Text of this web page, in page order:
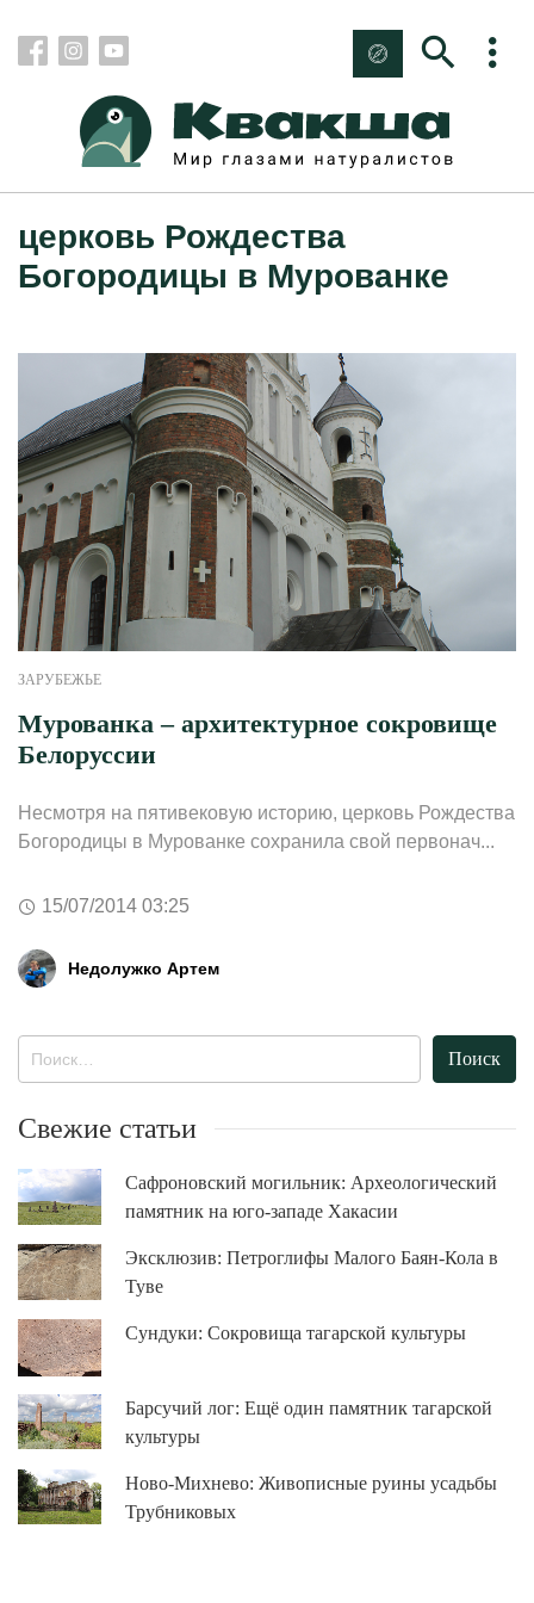
церковь Рождества
Богородицы в Мурованке
ЗАРУБЕЖЬЕ
Мурованка – архитектурное сокровище
Белоруссии
Несмотря на пятивековую историю, церковь Рождества
Богородицы в Мурованке сохранила свой первонач...
15/07/2014 03:25
Недолужко Артем
Свежие статьи
Сафроновский могильник: Археологический
памятник на юго-западе Хакасии
Эксклюзив: Петроглифы Малого Баян-Кола в
Туве
Сундуки: Сокровища тагарской культуры
Барсучий лог: Ещё один памятник тагарской
культуры
Ново-Михнево: Живописные руины усадьбы
Трубниковых